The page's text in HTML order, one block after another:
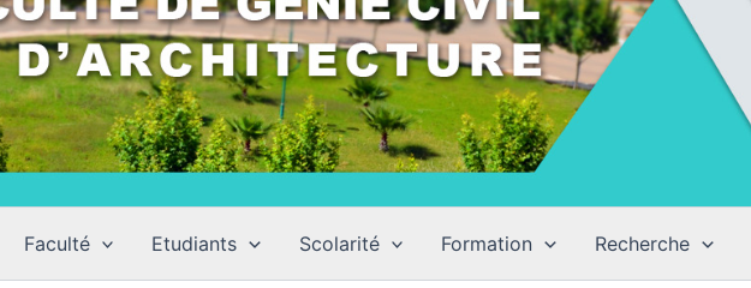
Faculté Etudiants Scolarité Formation Recherche